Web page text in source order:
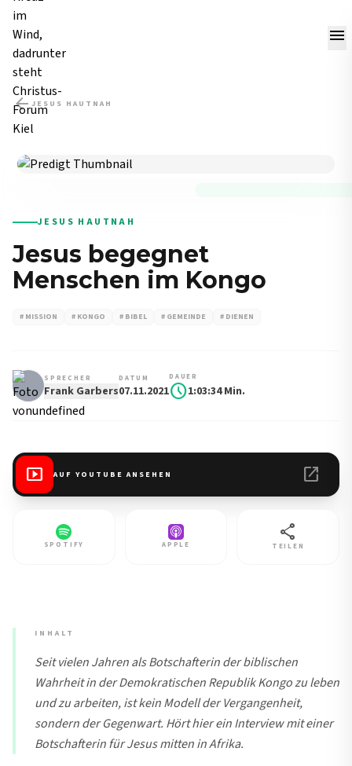
menu
arrow_backJESUS HAUTNAH
JESUS HAUTNAH
Jesus begegnet
Menschen im Kongo
# MISSION # KONGO # BIBEL # GEMEINDE # DIENEN
SPRECHER
Frank Garbers
DATUM
07.11.2021
DAUER
schedule1:03:34 Min.
smart_display AUF YOUTUBE ANSEHEN open_in_new
SPOTIFY APPLE
share
TEILEN
INHALT
Seit vielen Jahren als Botschafterin der biblischen
Wahrheit in der Demokratischen Republik Kongo zu leben
und zu arbeiten, ist kein Modell der Vergangenheit,
sondern der Gegenwart. Hört hier ein Interview mit einer
Botschafterin für Jesus mitten in Afrika.